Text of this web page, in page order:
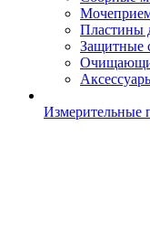
Пластины
Защитные
Измерительные